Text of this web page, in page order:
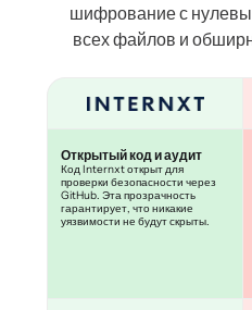
шифрование с
всех файлов и
Открытый код и аудит
Код Internxt открыт для
проверки безопасности через
GitHub. Эта прозрачность
гарантирует, что никакие
уязвимости не будут скрыты.